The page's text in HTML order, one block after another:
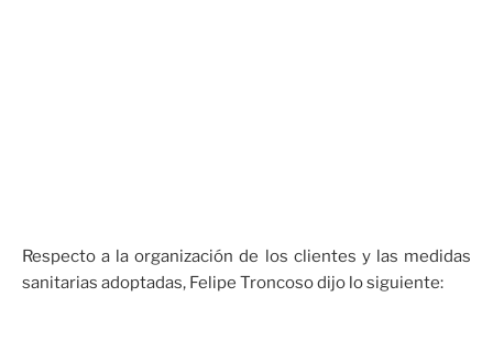
Respecto a la organización de los clientes y las medidas
sanitarias adoptadas, Felipe Troncoso dijo lo siguiente: